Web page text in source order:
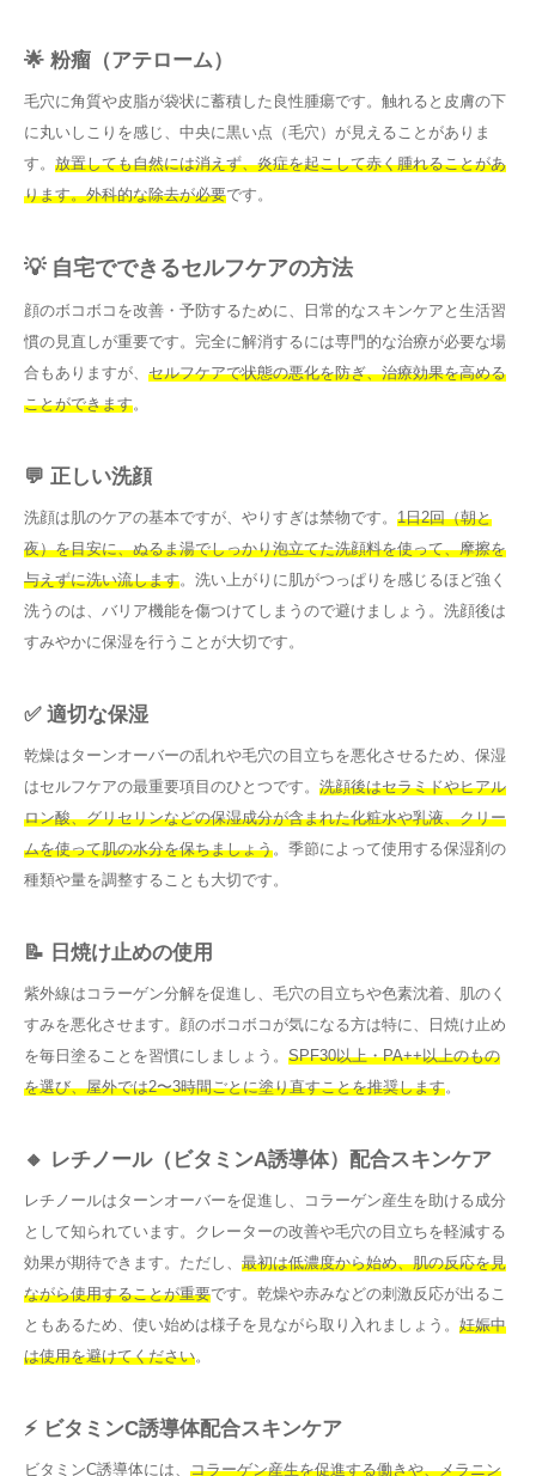
🌟 粉瘤（アテローム）
毛穴に角質や皮脂が袋状に蓄積した良性腫瘍です。触れると皮膚の下
に丸いしこりを感じ、中央に黒い点（毛穴）が見えることがありま
す。 放置しても自然には消えず、炎症を起こして赤く腫れることがあ
ります。外科的な除去が必要です。
💡 自宅でできるセルフケアの方法
顔のボコボコを改善・予防するために、日常的なスキンケアと生活習
慣の見直しが重要です。完全に解消するには専門的な治療が必要な場
合もありますが、 セルフケアで状態の悪化を防ぎ、治療効果を高める
ことができます。
💬 正しい洗顔
洗顔は肌のケアの基本ですが、やりすぎは禁物です。 1日2回（朝と
夜）を目安に、ぬるま湯でしっかり泡立てた洗顔料を使って、摩擦を
与えずに洗い流します。洗い上がりに肌がつっぱりを感じるほど強く
洗うのは、バリア機能を傷つけてしまうので避けましょう。洗顔後は
すみやかに保湿を行うことが大切です。
✅ 適切な保湿
乾燥はターンオーバーの乱れや毛穴の目立ちを悪化させるため、保湿
はセルフケアの最重要項目のひとつです。 洗顔後はセラミドやヒアル
ロン酸、グリセリンなどの保湿成分が含まれた化粧水や乳液、クリー
ムを使って肌の水分を保ちましょう。季節によって使用する保湿剤の
種類や量を調整することも大切です。
📝 日焼け止めの使用
紫外線はコラーゲン分解を促進し、毛穴の目立ちや色素沈着、肌のく
すみを悪化させます。顔のボコボコが気になる方は特に、日焼け止め
を毎日塗ることを習慣にしましょう。 SPF30以上・PA++以上のもの
を選び、屋外では2〜3時間ごとに塗り直すことを推奨します。
🔸 レチノール（ビタミンA誘導体）配合スキンケア
レチノールはターンオーバーを促進し、コラーゲン産生を助ける成分
として知られています。クレーターの改善や毛穴の目立ちを軽減する
効果が期待できます。ただし、 最初は低濃度から始め、肌の反応を見
ながら使用することが重要です。乾燥や赤みなどの刺激反応が出るこ
ともあるため、使い始めは様子を見ながら取り入れましょう。 妊娠中
は使用を避けてください。
⚡ ビタミンC誘導体配合スキンケア
ビタミンC誘導体には、 コラーゲン産生を促進する働きや、メラニン